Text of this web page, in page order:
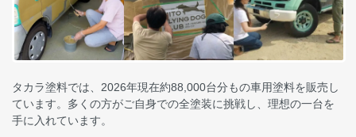
タカラ塗料では、2026年現在約88,000台分もの車用塗料を販売し
ています。多くの方がご自身での全塗装に挑戦し、理想の一台を
手に入れています。